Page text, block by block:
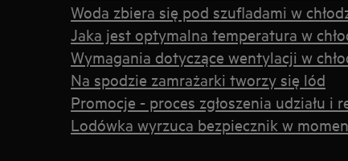
Woda zbiera się pod szufladami w
Jaka jest optymalna temperatura w
Wymagania dotyczące wentylacji w
Na spodzie zamrażarki tworzy się lód
Promocje - proces zgłoszenia udziału i
Lodówka wyrzuca bezpiecznik w